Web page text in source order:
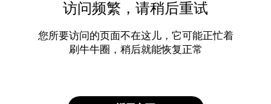
访问频繁，请稍后重试
您所要访问的页面不在这儿，它可能正忙着
刷牛牛圈，稍后就能恢复正常